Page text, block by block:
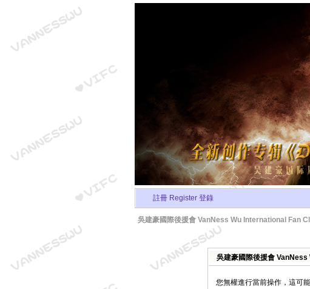
註冊 Register 登錄
吳建豪國際後援會 VanNess Wu International Fan
吳建豪國際後援會
您無權進行當前操作，這可